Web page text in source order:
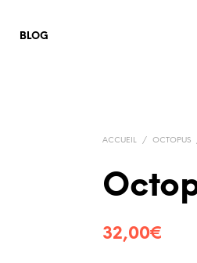
BLOG
ACCUEIL / OCTOPUS
32,00€